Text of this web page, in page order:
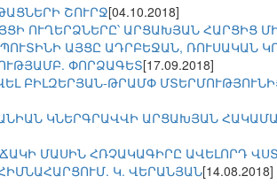
ՇՈՒՐՋ[04.10.2018]
ՈՒՂԵՐՁՆԵՐԸ՝ ԱՐՑԱԽՅԱՆ ՀԱՐՑԻՑ
ԱՅՑԸ ԱԴՐԲԵՋԱՆ, ՌՈՒՍԱԿԱՆ
ՓՈՐՁԱԳԵՏ[17.09.2018]
ԲԻԼԶԵՐՅԱՆ-ԹՐԱՄՓ
ԿՆԵՐԳՐԱՎՎԻ ԱՐՑԱԽՅԱՆ
ՄԱՍԻՆ ՀՌՉԱԿԱԳԻՐԸ ԱՎԵԼՈՐԴ
Կ. ՎԵՐԱՆՅԱՆ[14.08.2018]